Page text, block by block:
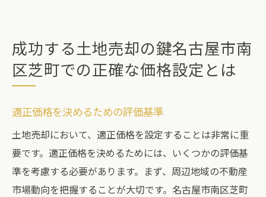
成功する土地売却の鍵名古屋市南
区芝町での正確な価格設定とは
適正価格を決めるための評価基準
土地売却において、適正価格を設定することは非常に重
要です。適正価格を決めるためには、いくつかの評価基
準を考慮する必要があります。まず、周辺地域の不動産
市場動向を把握することが大切です。名古屋市南区芝町